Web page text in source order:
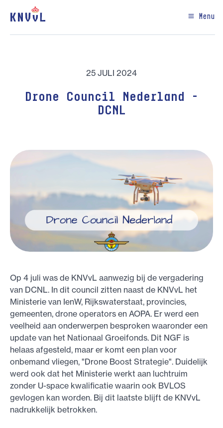
Menu
25 JULI 2024
Drone Council Nederland -
DCNL
Op 4 juli was de KNVvL aanwezig bij de vergadering
van DCNL. In dit council zitten naast de KNVvL het
Ministerie van IenW, Rijkswaterstaat, provincies,
gemeenten, drone operators en AOPA. Er werd een
veelheid aan onderwerpen besproken waaronder een
update van het Nationaal Groeifonds. Dit NGF is
helaas afgesteld, maar er komt een plan voor
onbemand vliegen, "Drone Boost Strategie". Duidelijk
werd ook dat het Ministerie werkt aan luchtruim
zonder U-space kwalificatie waarin ook BVLOS
gevlogen kan worden. Bij dit laatste blijft de KNVvL
nadrukkelijk betrokken.